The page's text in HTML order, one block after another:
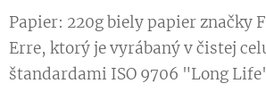
Papier: 220g biely papier značky
Erre, ktorý je vyrábaný v čistej
štandardami ISO 9706 "Long